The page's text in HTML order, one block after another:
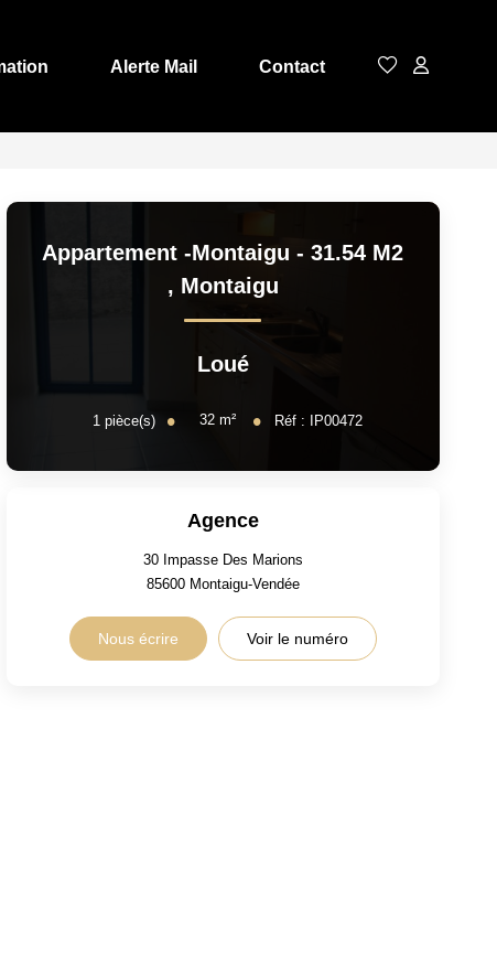
Alerte Mail Contact
Appartement -Montaigu - 31.54 M2
, Montaigu
Loué
1 pièce(s) 32 m² Réf : IP00472
Agence
30 Impasse Des Marions
85600 Montaigu-Vendée
Nous écrire Voir le numéro